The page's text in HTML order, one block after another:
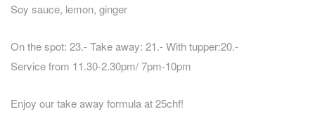
Soy sauce, lemon, ginger
On the spot: 23.- Take away: 21.- With tupper:20.-
Service from 11.30-2.30pm/ 7pm-10pm
Enjoy our take away formula at 25chf!